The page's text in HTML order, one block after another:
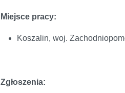
Miejsce pracy:
Koszalin, woj.
Zgłoszenia: